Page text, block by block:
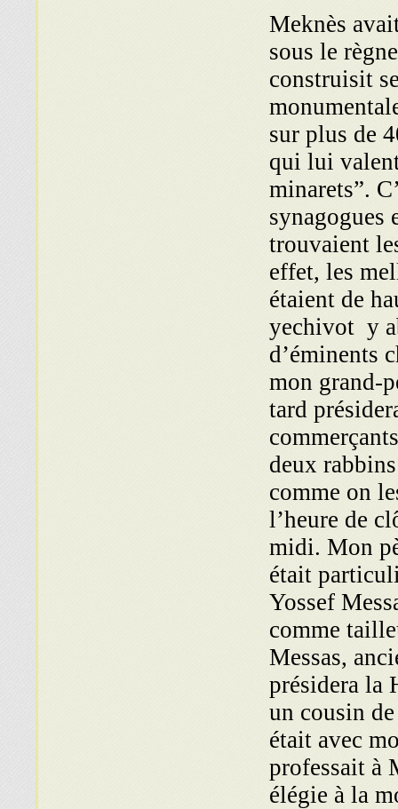
Meknès
sous le
construi­sit
sur plus de
qui lui
minarets”.
synagogues
trouvaient
effet, les
étaient de
yechivot y
d’éminents
mon grand-
tard
deux
comme on
l’heure de
midi. Mon
était
Yossef
comme
Messas,
présidera la
un cousin
était avec
professait à
élégie à la